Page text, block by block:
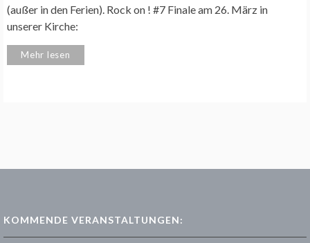
(außer in den Ferien). Rock on ! #7 Finale am 26. März in
unserer Kirche:
Mehr lesen
KOMMENDE VERANSTALTUNGEN: